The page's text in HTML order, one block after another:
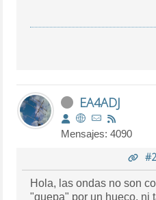
EA4ADJ
Mensajes: 4090
Hola, las ondas no son
"quepa" por un hueco, ni